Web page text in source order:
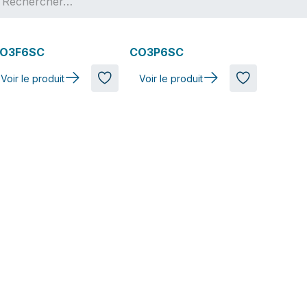
Voir le produit
CO3P6SC
Voir le produit